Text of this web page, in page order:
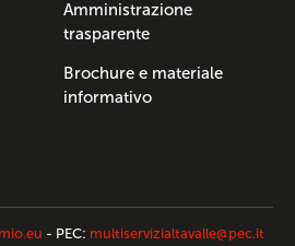
Amministrazione
trasparente
Brochure e materiale
informativo
- PEC: multiservizialtavalle@pec.it